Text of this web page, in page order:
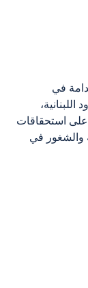
في
استحقاقات
والشغور في